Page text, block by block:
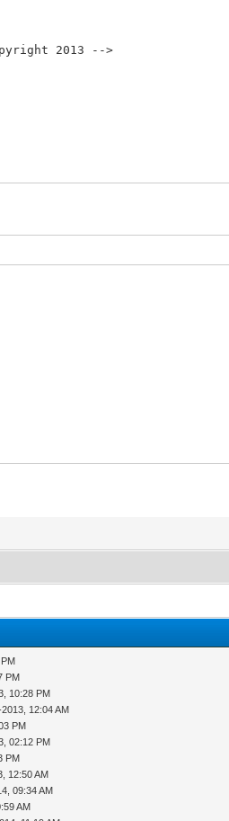
2013 -->
PM
10:28 PM
12:04 AM
PM
02:12 PM
PM
12:50 AM
09:34 AM
AM